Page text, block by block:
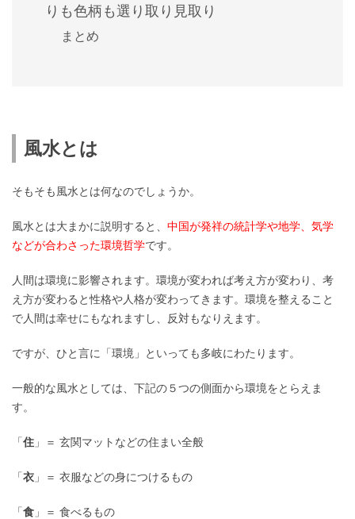
りも色柄も選り取り見取り
まとめ
風水とは
そもそも風水とは何なのでしょうか。
風水とは大まかに説明すると、 中国が発祥の統計学や地学、気学
などが合わさった環境哲学です。
人間は環境に影響されます。環境が変われば考え方が変わり、考
え方が変わると性格や人格が変わってきます。環境を整えること
で人間は幸せにもなれますし、反対もなりえます。
ですが、ひと言に「環境」といっても多岐にわたります。
一般的な風水としては、下記の５つの側面から環境をとらえま
す。
「住 」＝ 玄関マットなどの住まい全般
「衣 」＝ 衣服などの身につけるもの
「食 」＝ 食べるもの